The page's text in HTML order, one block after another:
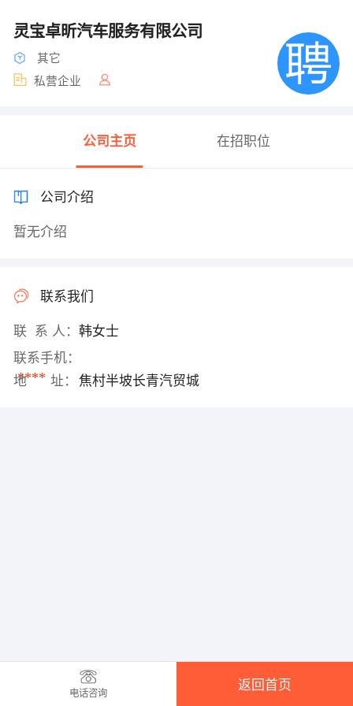
灵宝卓昕汽车服务有限公司
其它
私营企业
公司主页 在招职位
公司介绍
暂无介绍
联系我们
联 系 人： 韩女士
联系手机：
****
地 址： 焦村半坡长青汽贸城
电话咨询
返回首页